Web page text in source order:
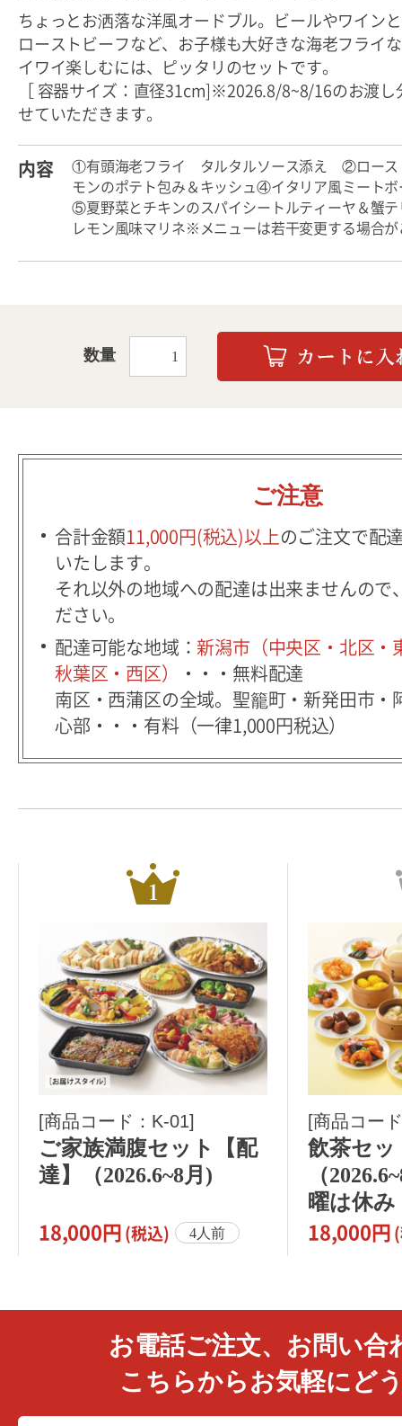
ちょっとお洒落な洋風オードブル。ビールやワイン
ローストビーフなど、お子様も大好きな海老フライ
イワイ楽しむには、ピッタリのセットです。
［ 容器サイズ：直径31cm]※2026.8/8~8/16のお渡
せていただきます。
内容
①有頭海老フライ タルタルソース添え ②ロース
モンのポテト包み＆キッシュ④イタリア風ミート
⑤夏野菜とチキンのスパイシートルティーヤ＆蟹
レモン風味マリネ※メニューは若干変更する場合
数量
ご注意
合計金額11,000円(税込)以上 のご注文で配
いたします。
それ以外の地域への配達は出来ませんので
ださい。
配達可能な地域： 新潟市（中央区・北区・
秋葉区・西区）
・・・無料配達
南区・西蒲区の全域。聖籠町・新発田市・
心部・・・有料（一律1,000円税込）
[商品コード：K-01]
ご家族満腹セット【配
達】（2026.6~8月)
18,000円 (税込) 4人前
[商品コー
飲茶セッ
（
曜は休み
18,000円 (
お電話ご注文、お問い合
こちらからお気軽にど